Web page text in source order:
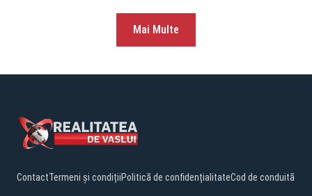
Mai Multe
ContactTermeni și condițiiPolitică de confidențialitateCod de conduită